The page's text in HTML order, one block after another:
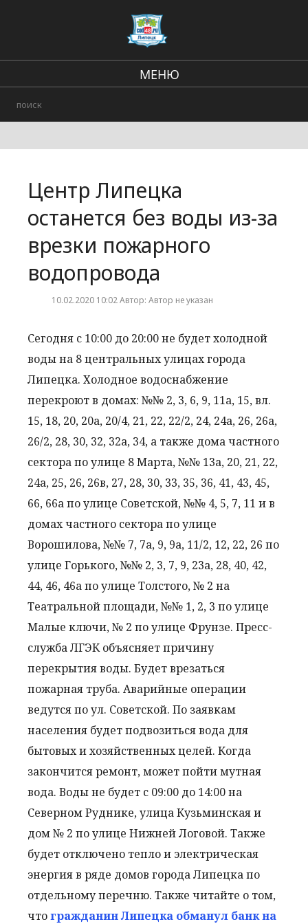
МЕНЮ
Городские события
Центр Липецка
останется без воды из-за
врезки пожарного
водопровода
10.02.2020 10:02 Автор: Автор не указан
Сегодня с 10:00 до 20:00 не будет холодной
воды на 8 центральных улицах города
Липецка. Холодное водоснабжение
перекроют в домах: №№ 2, 3, 6, 9, 11а, 15, вл.
15, 18, 20, 20а, 20/4, 21, 22, 22/2, 24, 24а, 26, 26а,
26/2, 28, 30, 32, 32а, 34, а также дома частного
сектора по улице 8 Марта, №№ 13а, 20, 21, 22,
24а, 25, 26, 26в, 27, 28, 30, 33, 35, 36, 41, 43, 45,
66, 66а по улице Советской, №№ 4, 5, 7, 11 и в
домах частного сектора по улице
Ворошилова, №№ 7, 7а, 9, 9а, 11/2, 12, 22, 26 по
улице Горького, №№ 2, 3, 7, 9, 23а, 28, 40, 42,
44, 46, 46а по улице Толстого, № 2 на
Театральной площади, №№ 1, 2, 3 по улице
Малые ключи, № 2 по улице Фрунзе. Пресс-
служба ЛГЭК объясняет причину
перекрытия воды. Будет врезаться
пожарная труба. Аварийные операции
ведутся по ул. Советской. По заявкам
населения будет подвозиться вода для
бытовых и хозяйственных целей. Когда
закончится ремонт, может пойти мутная
вода. Воды не будет с 09:00 до 14:00 на
Северном Руднике, улица Кузьминская и
дом № 2 по улице Нижней Логовой. Также
будет отключено тепло и электрическая
энергия в ряде домов города Липецка по
отдельному перечню. Также читайте о том,
чтогражданин Липецка обманул банк на